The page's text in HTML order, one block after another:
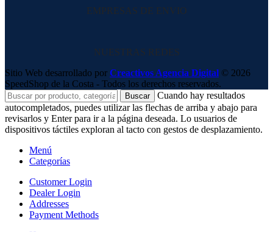
EMPRESAS DE ENVIO
NUESTRAS REDES
Sitio Web desarrollado por Creactivos Agencia Digital © 2026
SpeedShop de la Costa - Todos los derechos reservados.
Buscar
Cuando hay resultados
autocompletados, puedes utilizar las flechas de arriba y abajo para
revisarlos y Enter para ir a la página deseada. Lo usuarios de
dispositivos táctiles exploran al tacto con gestos de desplazamiento.
Menú
Categorías
Customer Login
Dealer Login
Addresses
Payment Methods